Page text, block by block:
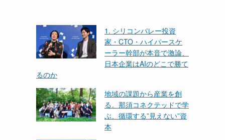
1. シリコンバレー投資
家・CTO・ハイパースケ
ーラー幹部が本音で激論、
日本企業はAIのどこで勝て
るのか
地域の課題から産業を創
る。那須コネクテッドで学
ぶ、循環する”見えない”資
本